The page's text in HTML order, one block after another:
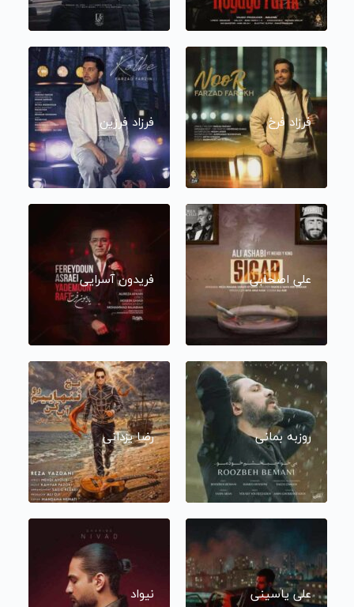
فرزاد فرخ فرزاد فرزین
علی اصحابی فریدون آسرایی
روزبه بمانی رضا یزدانی
علی یاسینی نیواد